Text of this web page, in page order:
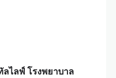
ไลฟ์ โรงพยาบาล